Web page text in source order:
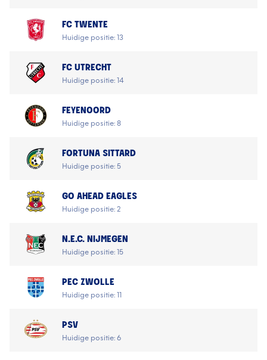
FC TWENTE
Huidige positie: 13
FC UTRECHT
Huidige positie: 14
FEYENOORD
Huidige positie: 8
FORTUNA SITTARD
Huidige positie: 5
GO AHEAD EAGLES
Huidige positie: 2
N.E.C. NIJMEGEN
Huidige positie: 15
PEC ZWOLLE
Huidige positie: 11
PSV
Huidige positie: 6